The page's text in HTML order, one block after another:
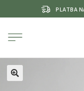
PLATBA